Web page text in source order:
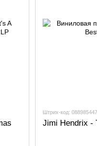
Штрих-код:
Jimi Hendrix -